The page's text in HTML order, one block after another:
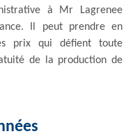
à Mr Lagrenee
Il peut prendre en
prix qui défient toute
de la production de